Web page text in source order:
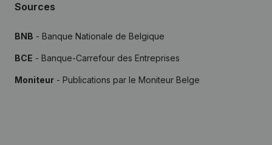
Sources
BNB - Banque Nationale de Belgique
BCE - Banque-Carrefour des Entreprises
Moniteur - Publications par le Moniteur Belge